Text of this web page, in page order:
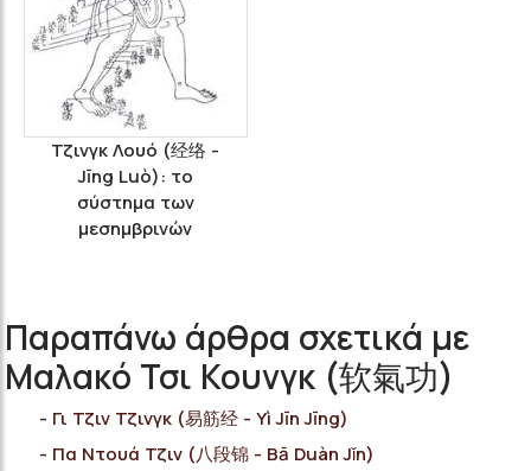
Τζινγκ Λουό (经络 -
Jīng Luò): το
σύστημα των
μεσημβρινών
Παραπάνω άρθρα σχετικά με
Μαλακό Τσι Κουνγκ (软氣功)
Γι Τζιν Τζινγκ (易筋经 - Yì Jīn Jīng)
Πα Ντουά Τζιν (八段锦 - Bā Duàn Jǐn)